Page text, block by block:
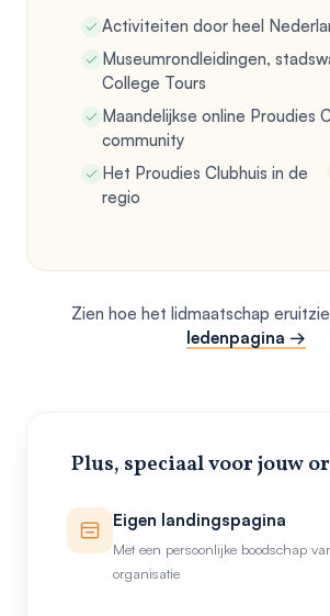
Activiteiten door heel
Museumrondleidingen,
College Tours
Maandelijkse online Proudies
community
Het Proudies Clubhuis in de
regio
Zien hoe het lidmaatschap
ledenpagina →
Plus, speciaal voor jouw
Eigen landingspagina
Met een persoonlijke boodschap
organisatie